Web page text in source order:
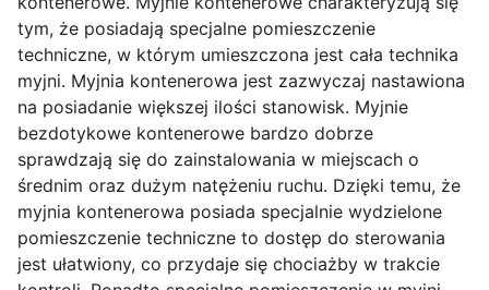
tym, że posiadają specjalne pomieszczenie
techniczne, w którym umieszczona jest cała technika
myjni. Myjnia kontenerowa jest zazwyczaj nastawiona
na posiadanie większej ilości stanowisk. Myjnie
bezdotykowe kontenerowe bardzo dobrze
sprawdzają się do zainstalowania w miejscach o
średnim oraz dużym natężeniu ruchu. Dzięki temu, że
myjnia kontenerowa posiada specjalnie wydzielone
pomieszczenie techniczne to dostęp do sterowania
jest ułatwiony, co przydaje się chociażby w trakcie